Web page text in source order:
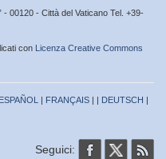
00120 - Città del Vaticano Tel. +39-
con Licenza Creative Commons
ESPAÑOL | FRANÇAIS | | DEUTSCH |
Seguici: